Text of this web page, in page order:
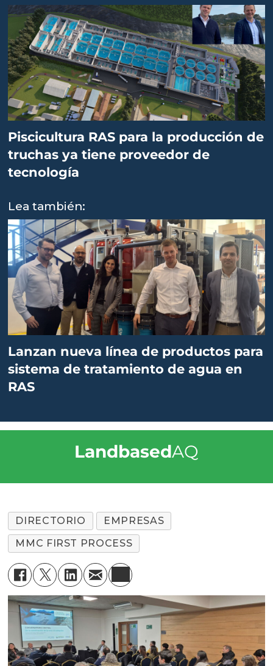
Piscicultura RAS para la producción de
truchas ya tiene proveedor de
tecnología
Lea también:
Lanzan nueva línea de productos para
sistema de tratamiento de agua en
RAS
LandbasedAQ
DIRECTORIO
EMPRESAS
MMC FIRST PROCESS